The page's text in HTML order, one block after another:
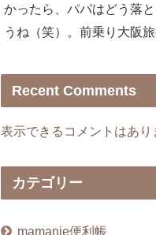
かったら、パパはどう落
うね（笑）。前乗り大阪旅
Recent Comments
表示できるコメントはあり
カテゴリー
mamanie便利帳